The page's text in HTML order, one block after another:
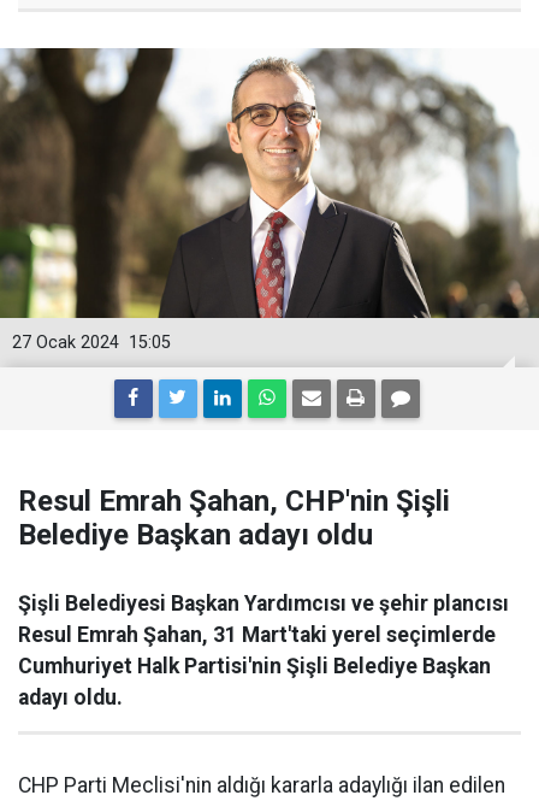
15:05
27 Ocak 2024
Resul Emrah Şahan, CHP'nin Şişli
Belediye Başkan adayı oldu
Şişli Belediyesi Başkan Yardımcısı ve şehir plancısı
Resul Emrah Şahan, 31 Mart'taki yerel seçimlerde
Cumhuriyet Halk Partisi'nin Şişli Belediye Başkan
adayı oldu.
CHP Parti Meclisi'nin aldığı kararla adaylığı ilan edilen